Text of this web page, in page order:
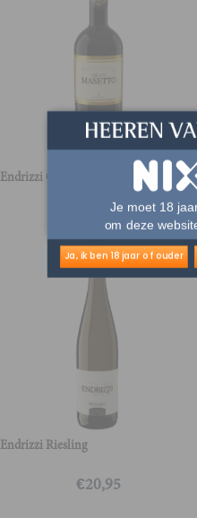
Endrizzi Gran Masetto
77,50
Endrizzi Riesling
€20,95
Je moet 18
om deze
Ja, ik ben 18 jaar of ouder